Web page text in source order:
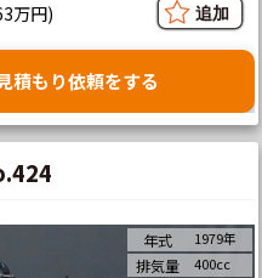
万円)
積もり依頼をする
年式 1979年
排気量 400cc